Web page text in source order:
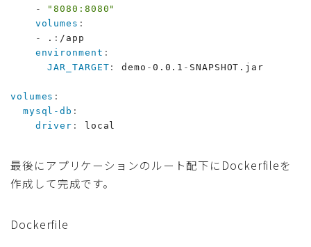
-
"8080:8080"
volumes :
-
. : /app
environment :
JAR_TARGET : demo - 0.0.1 - SNAPSHOT.jar
volumes :
mysql-db :
driver : local
最後にアプリケーションのルート配下にDockerfileを
作成して完成です。
Dockerfile